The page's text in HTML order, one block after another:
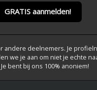
GRATIS aanmelden!
deelnemers. Je
we je aan om niet je echte
bent bij ons 100% anoniem!